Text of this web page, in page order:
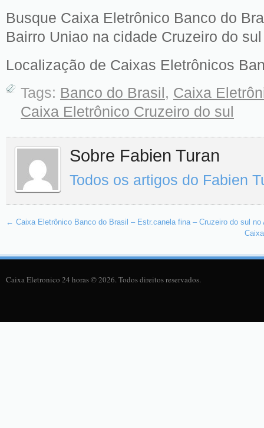
Busque Caixa Eletrônico Banco do
Bairro Uniao na cidade Cruzeiro do
Localização de Caixas Eletrônicos
Tags: Banco do Brasil , Caixa
Caixa Eletrônico Cruzeiro do sul
Sobre Fabien Turan
Todos os artigos do Fabien
← Caixa Eletrônico Banco do Brasil – Estr.canela fina – Cruzeiro do sul no
Caixa Eletronico 24 horas © 2026. Todos direitos reservados.